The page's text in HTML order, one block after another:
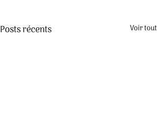
Posts récents Voir tout